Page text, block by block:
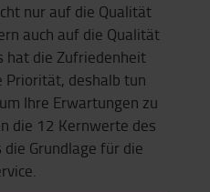
nur auf die Qualität
auch auf die Qualität
hat die Zufriedenheit
Priorität, deshalb tun
Ihre Erwartungen zu
die 12 Kernwerte des
die Grundlage für die